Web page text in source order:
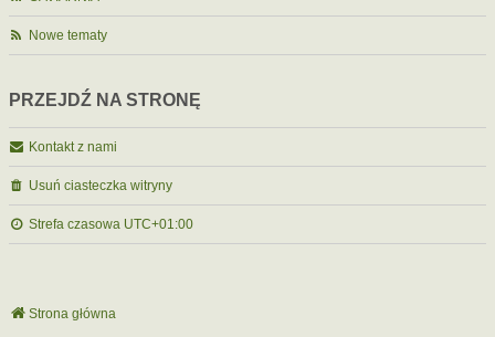
Nowe tematy
PRZEJDŹ NA STRONĘ
Kontakt z nami
Usuń ciasteczka witryny
Strefa czasowa UTC+01:00
Strona główna